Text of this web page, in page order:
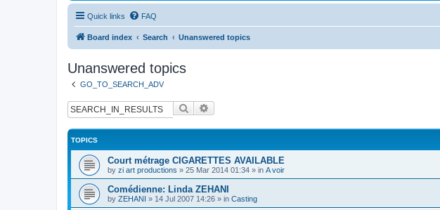
Quick links FAQ
Board index Search Unanswered topics
Unanswered topics
GO_TO_SEARCH_ADV
Search
TOPICS
Court métrage CIGARETTES AVAILABLE
by zi art productions » 25 Mar 2014 01:34 » in A voir
Comédienne: Linda ZEHANI
by ZEHANI » 14 Jul 2007 14:26 » in Casting